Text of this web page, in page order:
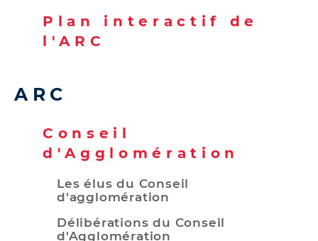
Plan interactif de
l'ARC
ARC
Conseil
d'Agglomération
Les élus du Conseil
d'agglomération
Délibérations du Conseil
d'Agglomération